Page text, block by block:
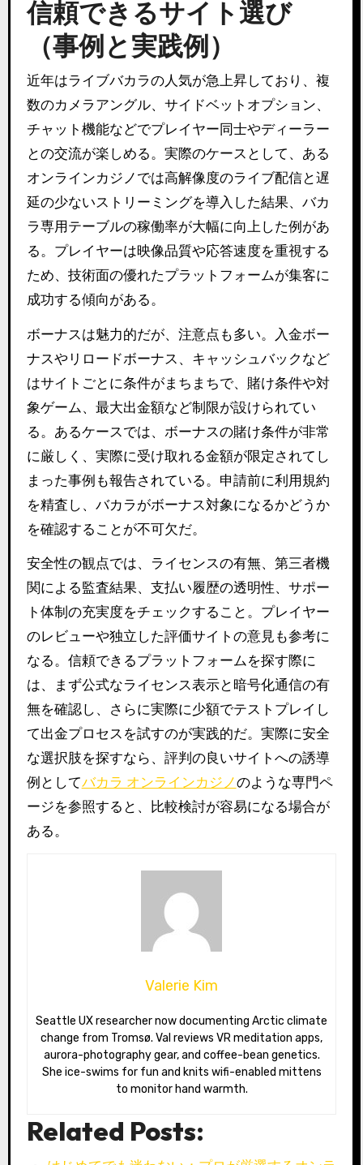
信頼できるサイト選び
（事例と実践例）
近年はライブバカラの人気が急上昇しており、複
数のカメラアングル、サイドベットオプション、
チャット機能などでプレイヤー同士やディーラー
との交流が楽しめる。実際のケースとして、ある
オンラインカジノでは高解像度のライブ配信と遅
延の少ないストリーミングを導入した結果、バカ
ラ専用テーブルの稼働率が大幅に向上した例があ
る。プレイヤーは映像品質や応答速度を重視する
ため、技術面の優れたプラットフォームが集客に
成功する傾向がある。
ボーナスは魅力的だが、注意点も多い。入金ボー
ナスやリロードボーナス、キャッシュバックなど
はサイトごとに条件がまちまちで、賭け条件や対
象ゲーム、最大出金額など制限が設けられてい
る。あるケースでは、ボーナスの賭け条件が非常
に厳しく、実際に受け取れる金額が限定されてし
まった事例も報告されている。申請前に利用規約
を精査し、バカラがボーナス対象になるかどうか
を確認することが不可欠だ。
安全性の観点では、ライセンスの有無、第三者機
関による監査結果、支払い履歴の透明性、サポー
ト体制の充実度をチェックすること。プレイヤー
のレビューや独立した評価サイトの意見も参考に
なる。信頼できるプラットフォームを探す際に
は、まず公式なライセンス表示と暗号化通信の有
無を確認し、さらに実際に少額でテストプレイし
て出金プロセスを試すのが実践的だ。実際に安全
な選択肢を探すなら、評判の良いサイトへの誘導
例としてバカラ オンラインカジノのような専門ペ
ージを参照すると、比較検討が容易になる場合が
ある。
Valerie Kim
Seattle UX researcher now documenting Arctic climate
change from Tromsø. Val reviews VR meditation apps,
aurora-photography gear, and coffee-bean genetics.
She ice-swims for fun and knits wifi-enabled mittens
to monitor hand warmth.
Related Posts: